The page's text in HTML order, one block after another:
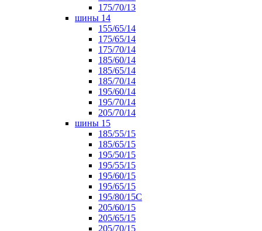
175/70/13
шины 14
155/65/14
175/65/14
175/70/14
185/60/14
185/65/14
185/70/14
195/60/14
195/70/14
205/70/14
шины 15
185/55/15
185/65/15
195/50/15
195/55/15
195/60/15
195/65/15
195/80/15С
205/60/15
205/65/15
205/70/15